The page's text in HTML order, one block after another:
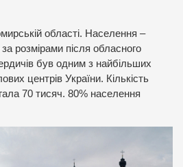
області. Населення –
розмірами після обласного
був одним з найбільших
центрів України. Кількість
70 тисяч. 80% населення